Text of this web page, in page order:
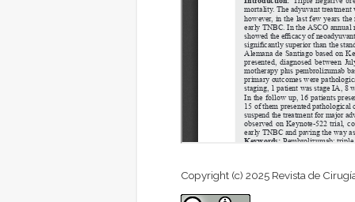
Copyright (c) 2025 Revista de